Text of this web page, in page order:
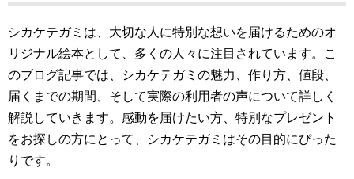
シカケテガミは、大切な人に特別な想いを届けるためのオ
リジナル絵本として、多くの人々に注目されています。こ
のブログ記事では、シカケテガミの魅力、作り方、値段、
届くまでの期間、そして実際の利用者の声について詳しく
解説していきます。感動を届けたい方、特別なプレゼント
をお探しの方にとって、シカケテガミはその目的にぴった
りです。